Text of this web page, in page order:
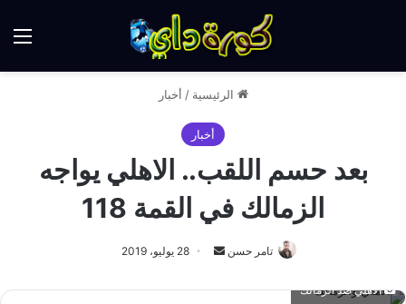
الرئيسية / أخبار
أخبار
بعد حسم اللقب.. الاهلي يواجه
الزمالك في القمة 118
تامر حسن
أرسل
إلكترونيا
28 يوليو، 2019
الاهلي ضد الزمالك